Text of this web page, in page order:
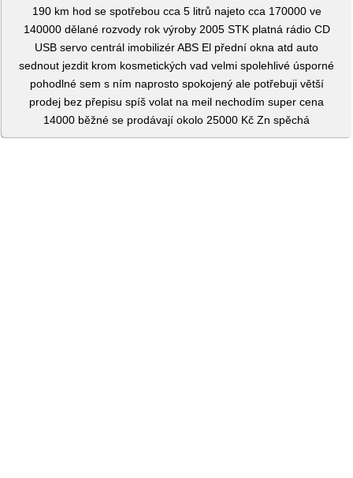
190 km hod se spotřebou cca 5 litrů najeto cca 170000 ve
140000 dělané rozvody rok výroby 2005 STK platná rádio CD
USB servo centrál imobilizér ABS El přední okna atd auto
sednout jezdit krom kosmetických vad velmi spolehlivé úsporné
pohodlné sem s ním naprosto spokojený ale potřebuji větší
prodej bez přepisu spíš volat na meil nechodím super cena
14000 běžné se prodávají okolo 25000 Kč Zn spěchá